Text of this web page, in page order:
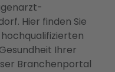
Hier finden Sie
Ihrer
Branchenportal